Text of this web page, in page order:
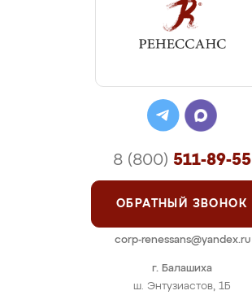
г. Балашиха
ш. Энтузиастов, 1Б
8 (800) 511-89-55
ОБРАТНЫЙ ЗВОНОК
corp-renessans@yandex.ru